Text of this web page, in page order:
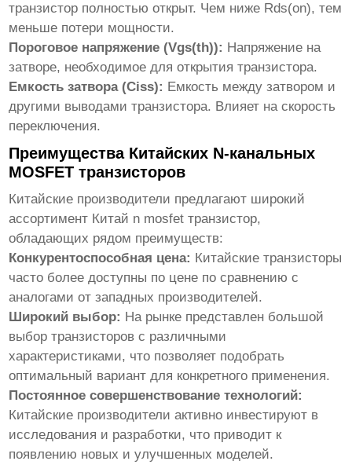
транзистор полностью открыт. Чем ниже Rds(on), тем
меньше потери мощности.
Пороговое напряжение (Vgs(th)): Напряжение на
затворе, необходимое для открытия транзистора.
Емкость затвора (Ciss): Емкость между затвором и
другими выводами транзистора. Влияет на скорость
переключения.
Преимущества Китайских N-канальных
MOSFET транзисторов
Китайские производители предлагают широкий
ассортимент Китай n mosfet транзистор,
обладающих рядом преимуществ:
Конкурентоспособная цена: Китайские транзисторы
часто более доступны по цене по сравнению с
аналогами от западных производителей.
Широкий выбор: На рынке представлен большой
выбор транзисторов с различными
характеристиками, что позволяет подобрать
оптимальный вариант для конкретного применения.
Постоянное совершенствование технологий:
Китайские производители активно инвестируют в
исследования и разработки, что приводит к
появлению новых и улучшенных моделей.